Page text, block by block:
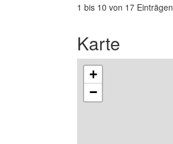
1 bis 10 von 17 Einträgen
Karte
+
−